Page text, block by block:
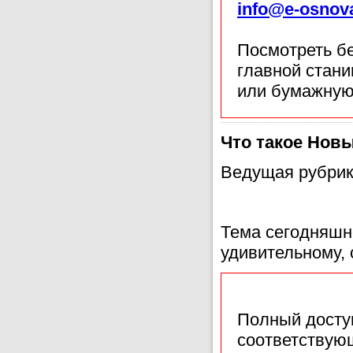
info@e-
Посмотреть
главной
или
Что такое
Ведущая
Тема
Полный